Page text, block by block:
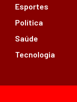
Esportes
Política
Saúde
Tecnologia